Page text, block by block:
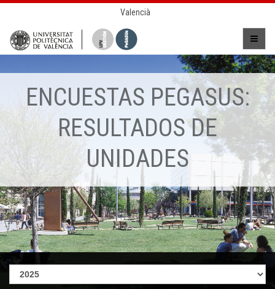
Valencià
ENCUESTAS PEGASUS:
RESULTADOS DE
UNIDADES